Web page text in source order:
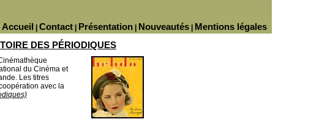
Mentions légales
Nouveautés
Présentation
Contact
Accueil
DES PÉRIODIQUES
du Cinéma et
Les titres
avec la